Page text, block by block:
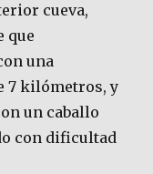
cueva,
que
una
7 kilómetros, y
un caballo
con dificultad